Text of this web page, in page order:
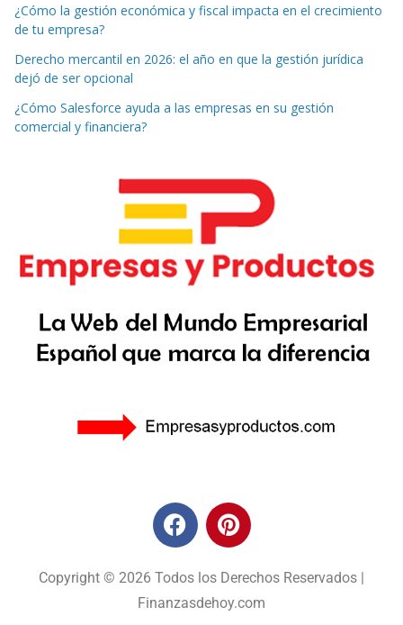
¿Cómo la gestión económica y fiscal impacta en el crecimiento
de tu empresa?
Derecho mercantil en 2026: el año en que la gestión jurídica
dejó de ser opcional
¿Cómo Salesforce ayuda a las empresas en su gestión
comercial y financiera?
Copyright © 2026 Todos los Derechos Reservados |
Finanzasdehoy.com